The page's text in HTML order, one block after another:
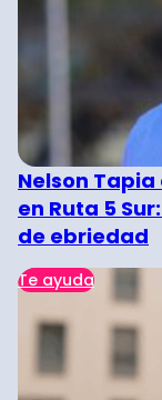
Nelson
en Ruta 5
de ebriedad
Te ayuda